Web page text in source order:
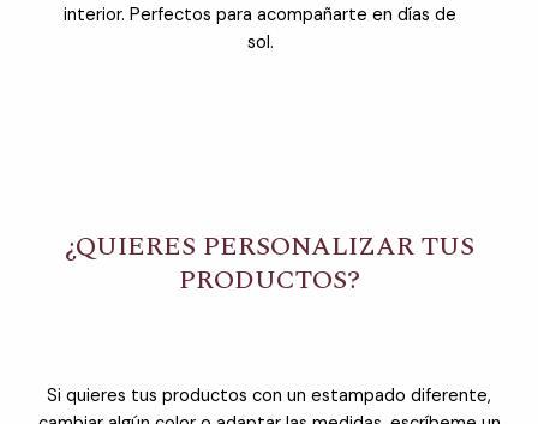
interior. Perfectos para acompañarte en días de
sol.
¿QUIERES PERSONALIZAR TUS
PRODUCTOS?
Si quieres tus productos con un estampado diferente,